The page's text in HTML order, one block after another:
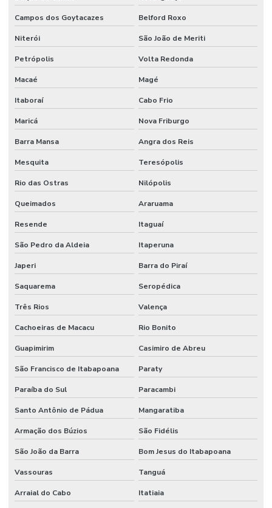
Campos dos Goytacazes Belford Roxo
Niterói São João de Meriti
Petrópolis Volta Redonda
Macaé Magé
Itaboraí Cabo Frio
Maricá Nova Friburgo
Barra Mansa Angra dos Reis
Mesquita Teresópolis
Rio das Ostras Nilópolis
Queimados Araruama
Resende Itaguaí
São Pedro da Aldeia Itaperuna
Japeri Barra do Piraí
Saquarema Seropédica
Três Rios Valença
Cachoeiras de Macacu Rio Bonito
Guapimirim Casimiro de Abreu
São Francisco de Itabapoana Paraty
Paraíba do Sul Paracambi
Santo Antônio de Pádua Mangaratiba
Armação dos Búzios São Fidélis
São João da Barra Bom Jesus do Itabapoana
Vassouras Tanguá
Arraial do Cabo Itatiaia